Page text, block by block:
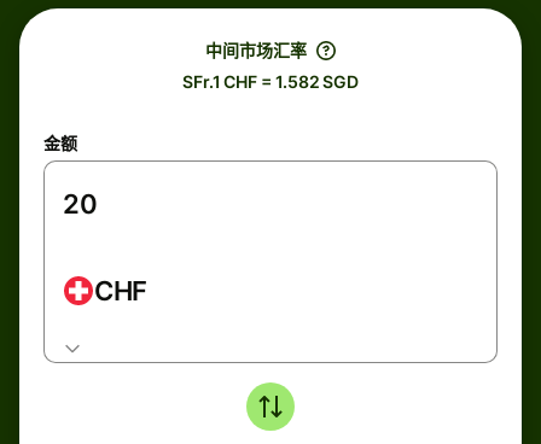
中间市场汇率
SFr.1 CHF = 1.582 SGD
金额
CHF